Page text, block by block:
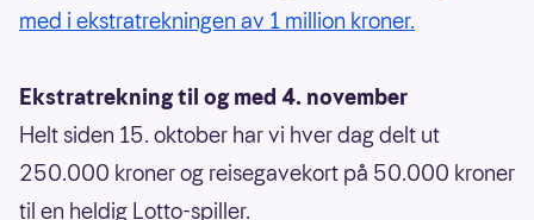
med i ekstratrekningen av 1 million kroner.
Ekstratrekning til og med 4. november
Helt siden 15. oktober har vi hver dag delt ut
250.000 kroner og reisegavekort på 50.000 kroner
til en heldig Lotto-spiller.